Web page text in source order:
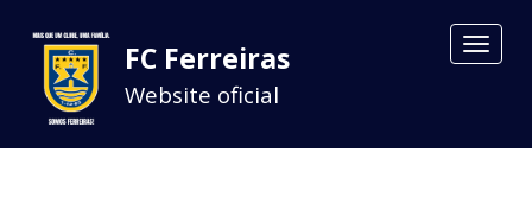
Toggle
FC Ferreiras
Website oficial